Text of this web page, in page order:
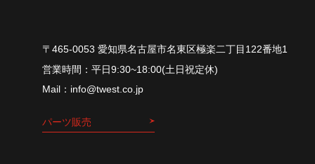
〒465-0053 愛知県名古屋市名東区極楽二丁目122番地1
平⽇9:30~18:00(⼟⽇祝定休)
info@twest.co.jp
パーツ販売